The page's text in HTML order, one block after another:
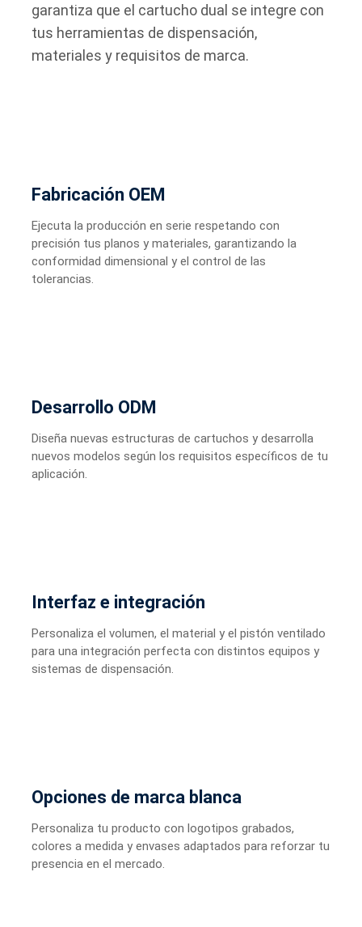
garantiza que el cartucho dual se integre con
tus herramientas de dispensación,
materiales y requisitos de marca.
Fabricación OEM
Ejecuta la producción en serie respetando con
precisión tus planos y materiales, garantizando la
conformidad dimensional y el control de las
tolerancias.
Desarrollo ODM
Diseña nuevas estructuras de cartuchos y desarrolla
nuevos modelos según los requisitos específicos de tu
aplicación.
Interfaz e integración
Personaliza el volumen, el material y el pistón ventilado
para una integración perfecta con distintos equipos y
sistemas de dispensación.
Opciones de marca blanca
Personaliza tu producto con logotipos grabados,
colores a medida y envases adaptados para reforzar tu
presencia en el mercado.